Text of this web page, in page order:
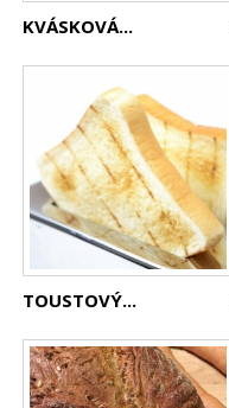
KVÁSKOVÁ...
TOUSTOVÝ...